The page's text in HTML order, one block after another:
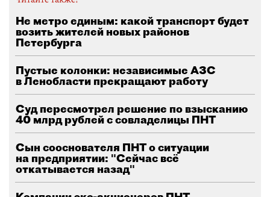
Не метро единым: какой транспорт будет
возить жителей новых районов
Петербурга
Пустые колонки: независимые АЗС
в Ленобласти прекращают работу
Суд пересмотрел решение по взысканию
40 млрд рублей с совладелицы ПНТ
Сын сооснователя ПНТ о ситуации
на предприятии: "Сейчас всё
откатывается назад"